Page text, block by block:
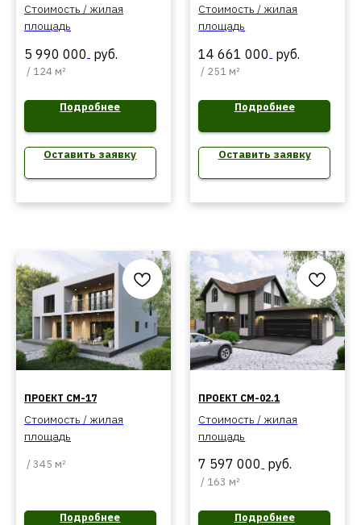
Стоимость / жилая
площадь
5 990 000 руб.
/ 124 м²
Подробнее
Оставить заявку
Стоимость / жилая
площадь
14 661 000 руб.
/ 251 м²
Подробнее
Оставить заявку
ПРОЕКТ СМ-17
Стоимость / жилая
площадь
/345 м²
Подробнее
ПРОЕКТ СМ-02.1
Стоимость / жилая
площадь
7 597 000 руб.
/ 163 м²
Подробнее